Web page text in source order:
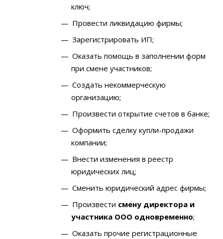
ключ;
Провести ликвидацию фирмы;
Зарегистрировать ИП;
Оказать помощь в заполнении форм
при смене участников;
Создать некоммерческую
организацию;
Произвести открытие счетов в банке;
Оформить сделку купли-продажи
компании;
Внести изменения в реестр
юридических лиц;
Сменить юридический адрес фирмы;
Произвести смену директора и
участника ООО одновременно;
Оказать прочие регистрационные